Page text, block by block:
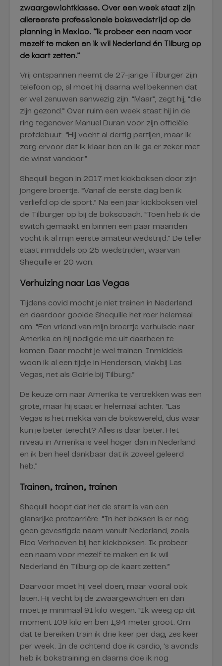
zwaargewichtklasse. Over een week staat zijn
allereerste professionele bokswedstrijd op de
planning in Mexico. “Ik probeer een naam voor
mezelf te maken en ik wil Nederland én Tilburg op
de kaart zetten.”
Vrij ontspannen neemt de 27-jarige Tilburger zijn
telefoon op, al moet hij daarna wel bekennen dat
er wel zenuwen aanwezig zijn. “Maar”, zegt hij, “die
zijn gezond.” Over ruim een week staat hij in de
ring tegenover Manuel Duran voor zijn officiële
profdebuut. “Hij vocht al dertig partijen, maar ik
zorg ervoor dat ik klaar ben en ik ga er zeker met
de winst vandoor.”
Shequill begon in 2017 met kickboksen door zijn
jongere broertje. “Vanaf de eerste dag ben ik
verliefd op de sport.” Na een jaar kickboksen viel
de Tilburger op bij de bokscoach. “Toen heb ik de
switch gemaakt en binnen een paar maanden
vocht ik al mijn eerste amateurwedstrijd.” De teller
staat inmiddels op 25 wedstrijden, waarvan
Shequille er 20 won.
Verhuizing naar Las Vegas
Tijdens covid mocht je niet trainen in Nederland
en daardoor gooide Shequille het roer helemaal
om. “Een vriend van mijn broertje verhuisde naar
Amerika en hij nodigde me uit daarheen te
komen. Daar mocht je wel trainen. Inmiddels
woon ik al een tijdje in Henderson, vlakbij Las
Vegas, net als Goirle bij Tilburg.”
De keuze om naar Amerika te vertrekken was een
grote, maar hij staat er helemaal achter. “Las
Vegas is het mekka van de bokswereld, dus waar
kun je beter terecht? Alles is daar beter. Het
niveau in Amerika is veel hoger dan in Nederland
en ik ben heel dankbaar dat ik zoveel geleerd
heb.”
Trainen, trainen, trainen
Shequill hoopt dat het de start is van een
glansrijke profcarrière. “In het boksen is er nog
geen gevestigde naam vanuit Nederland, zoals
Rico Verhoeven bij het kickboksen. Ik probeer
een naam voor mezelf te maken en ik wil
Nederland én Tilburg op de kaart zetten.”
Daarvoor moet hij veel doen, maar vooral ook
laten. Hij vecht bij de zwaargewichten en dan
moet je minimaal 91 kilo wegen. “Ik weeg op dit
moment 109 kilo en ben 1,94 meter groot. Om
dat te bereiken train ik drie keer per dag, zes keer
per week. In de ochtend doe ik cardio, ‘s avonds
heb ik bokstraining en daarna doe ik nog